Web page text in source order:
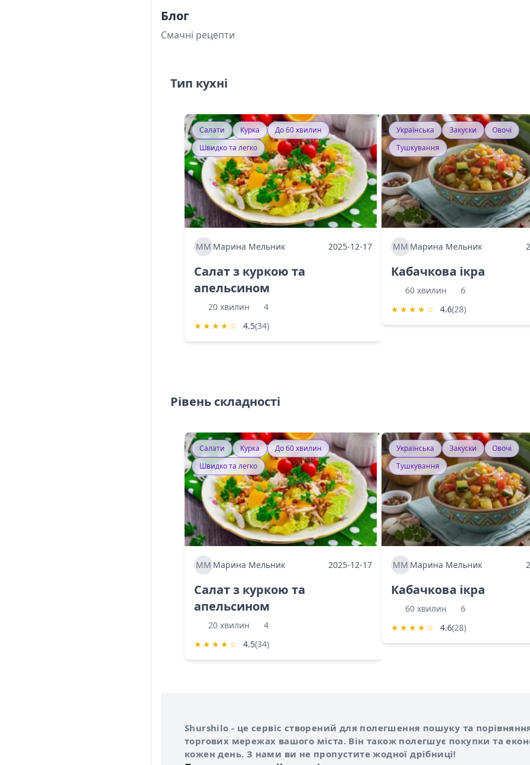
Блог
Смачні рецепти
Тип кухні
Салати Курка
До 60 хвилин
Швидко та легко
ММ Марина Мельник 2025-12-17
Салат з куркою та
апельсином
20 хвилин
4
★ ★ ★ ★ ☆ 4.5(34)
Українська Закуски
Овочі
Тушкування
ММ Марина Мельник
Кабачкова ікра
60 хвилин
6
★ ★ ★ ★ ☆ 4.6(28)
Рівень складності
Салати Курка
До 60 хвилин
Швидко та легко
ММ Марина Мельник 2025-12-17
Салат з куркою та
апельсином
20 хвилин
4
★ ★ ★ ★ ☆ 4.5(34)
Українська Закуски
Овочі
Тушкування
ММ Марина Мельник
Кабачкова ікра
60 хвилин
6
★ ★ ★ ★ ☆ 4.6(28)
Про сервіс Shurshilo
Shurshilo - це сервіс створений для полегшення пошуку та
торгових мережах вашого міста. Він також полегшує покупки та
кожен день. З нами ви не пропустите жодної дрібниці!